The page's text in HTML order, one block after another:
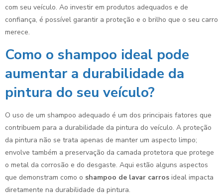
com seu veículo. Ao investir em produtos adequados e de
confiança, é possível garantir a proteção e o brilho que o seu carro
merece.
Como o shampoo ideal pode
aumentar a durabilidade da
pintura do seu veículo?
O uso de um shampoo adequado é um dos principais fatores que
contribuem para a durabilidade da pintura do veículo. A proteção
da pintura não se trata apenas de manter um aspecto limpo;
envolve também a preservação da camada protetora que protege
o metal da corrosão e do desgaste. Aqui estão alguns aspectos
que demonstram como o shampoo de lavar carros ideal impacta
diretamente na durabilidade da pintura.